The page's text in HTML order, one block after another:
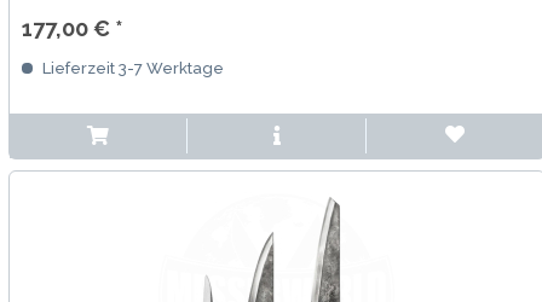
177,00 € *
Lieferzeit 3-7 Werktage